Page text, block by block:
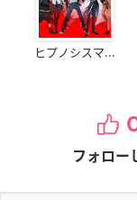
ヒプノシスマ...
フォロー